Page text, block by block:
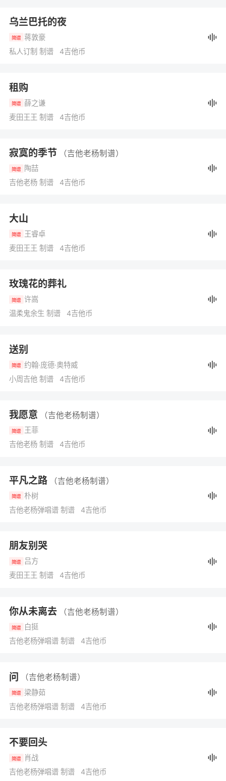
乌兰巴托的夜
简谱 蒋敦豪
私人订制 制谱 4吉他币
租购
简谱 薛之谦
麦田王王 制谱 4吉他币
寂寞的季节 （吉他老杨制谱）
简谱
陶喆
吉他老杨 制谱 4吉他币
大山
简谱 王睿卓
麦田王王 制谱 4吉他币
玫瑰花的葬礼
简谱 许嵩
温柔鬼余生 制谱 4吉他币
送别
简谱 约翰·庞德·奥特威
小周吉他 制谱 4吉他币
我愿意 （吉他老杨制谱）
简谱 王菲
吉他老杨 制谱 4吉他币
平凡之路 （吉他老杨制谱）
简谱 朴树
吉他老杨弹唱谱 制谱 4吉他币
朋友别哭
简谱
吕方
麦田王王 制谱 4吉他币
你从未离去 （吉他老杨制谱）
简谱
白挺
吉他老杨弹唱谱 制谱 4吉他币
问 （吉他老杨制谱）
简谱 梁静茹
吉他老杨弹唱谱 制谱 4吉他币
不要回头
简谱
肖战
吉他老杨弹唱谱 制谱 4吉他币